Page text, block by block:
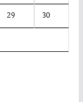
29
30